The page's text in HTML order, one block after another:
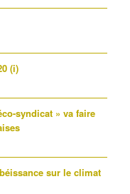
(i)
syndicat » va faire
sur le climat